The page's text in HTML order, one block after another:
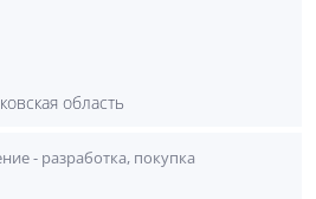
область
- разработка, покупка